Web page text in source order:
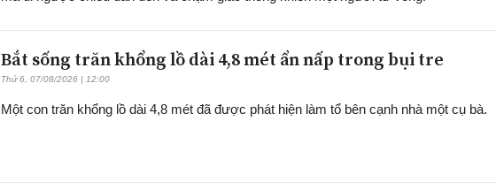
Bắt sống trăn khổng lồ dài 4,8 mét ẩn nấp trong bụi tre
Thứ 6, 07/08/2026 | 12:00
Một con trăn khổng lồ dài 4,8 mét đã được phát hiện làm tổ bên cạnh nhà một cụ bà.